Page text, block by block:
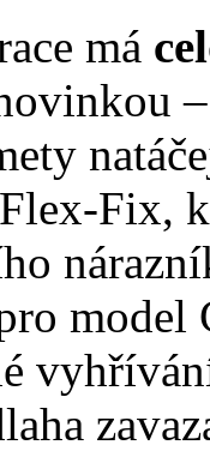
má
Fix,
model